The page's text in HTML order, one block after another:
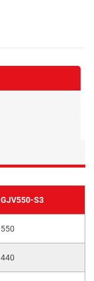
GJV550-S3
550
440